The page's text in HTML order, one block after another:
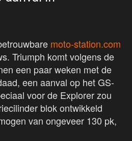
moto-station.com
Triumph komt volgens de
een paar weken met de
een aanval op het GS-
voor de Explorer zou
blok ontwikkeld
van ongeveer 130 pk,